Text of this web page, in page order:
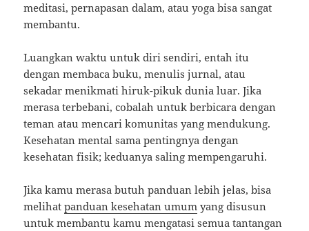
meditasi, pernapasan dalam, atau yoga bisa sangat
membantu.
Luangkan waktu untuk diri sendiri, entah itu
dengan membaca buku, menulis jurnal, atau
sekadar menikmati hiruk-pikuk dunia luar. Jika
merasa terbebani, cobalah untuk berbicara dengan
teman atau mencari komunitas yang mendukung.
Kesehatan mental sama pentingnya dengan
kesehatan fisik; keduanya saling mempengaruhi.
Jika kamu merasa butuh panduan lebih jelas, bisa
melihatpanduan kesehatan umum yang disusun
untuk membantu kamu mengatasi semua tantangan